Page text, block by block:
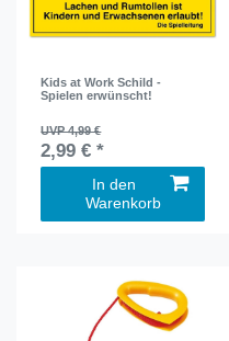
Kids at Work Schild -
Spielen erwünscht!
UVP 4,99 €
2,99 € *
In den
Warenkorb